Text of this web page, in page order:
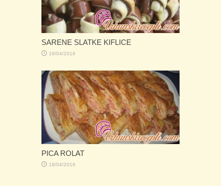
PITA GUŽVARA SA SIROM
19/04/2016
PROJICE SA SAMPINJONIMA
19/04/2016